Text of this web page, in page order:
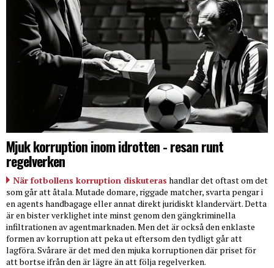
Mjuk korruption inom idrotten - resan runt
regelverken
När fotbollens korruption diskuteras handlar det oftast om det
som går att åtala. Mutade domare, riggade matcher, svarta pengar i
en agents handbagage eller annat direkt juridiskt klandervärt. Detta
är en bister verklighet inte minst genom den gängkriminella
infiltrationen av agentmarknaden. Men det är också den enklaste
formen av korruption att peka ut eftersom den tydligt går att
lagföra. Svårare är det med den mjuka korruptionen där priset för
att bortse ifrån den är lägre än att följa regelverken.